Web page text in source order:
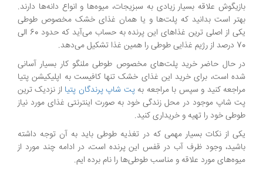
بازیگوش علاقه بسیار زیادی به سبزیجات، میوه‌ها و انواع دانه‌ها دارند.
بهتر است بدانید که پلت‌ها و یا همان غذای خشک مخصوص طوطی
یکی از اصلی ترین غذاهای این پرنده به حساب می‌آید که حدود 60 الی
70 درصد از رژیم غذایی طوطی را همین غذا تشکیل می‌دهد.
در حال حاضر خرید پلت‌های مخصوص طوطی ملنگو کار بسیار آسانی
شده است، برای خرید این غذای خشک تنها کافیست به اپلیکیشن پتیا
مراجعه کنید و سپس با مراجعه بهپت شاپ پرندگان پتیا از نزدیک ترین
پت شاپ موجود در محل زندگی خود به صورت اینترنتی غذای مورد نیاز
طوطی خود را تهیه و خریداری کنید.
یکی از نکات بسیار مهمی که در تغذیه طوطی باید به آن توجه داشته
باشید، وجود ظرف آب در قفس این پرنده است، در ادامه چند مورد از
میوه‌های مورد علاقه و مناسب طوطی‌ها را نام برده ایم.